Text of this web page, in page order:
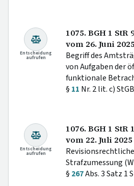
Entscheidung
aufrufen
1075. BGH 1 StR
vom 26. Juni
Begriff des
von Aufgaben der
funktionale
§ 11 Nr. 2 lit. c) StGB
Entscheidung
aufrufen
1076. BGH 1 StR
vom 22. Juli
Strafzumessung
§ 267Abs. 3 Satz 1